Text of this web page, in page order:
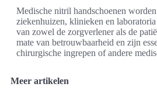
Medische nitril handschoenen
ziekenhuizen, klinieken en
van zowel de zorgverlener als de
mate van betrouwbaarheid en zijn
chirurgische ingrepen of andere
Meer artikelen